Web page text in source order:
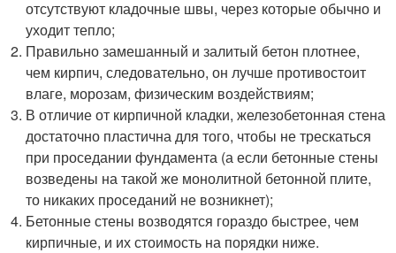
отсутствуют кладочные швы, через которые обычно и
уходит тепло;
Правильно замешанный и залитый бетон плотнее,
чем кирпич, следовательно, он лучше противостоит
влаге, морозам, физическим воздействиям;
В отличие от кирпичной кладки, железобетонная стена
достаточно пластична для того, чтобы не трескаться
при проседании фундамента (а если бетонные стены
возведены на такой же монолитной бетонной плите,
то никаких проседаний не возникнет);
Бетонные стены возводятся гораздо быстрее, чем
кирпичные, и их стоимость на порядки ниже.